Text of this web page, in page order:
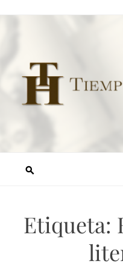
Etiqueta: